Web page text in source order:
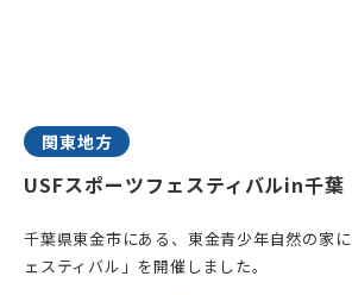
関東地方
USFスポーツフェスティバルin千葉
千葉県東金市にある、東金青少年自然の家
ェスティバル」を開催しました。